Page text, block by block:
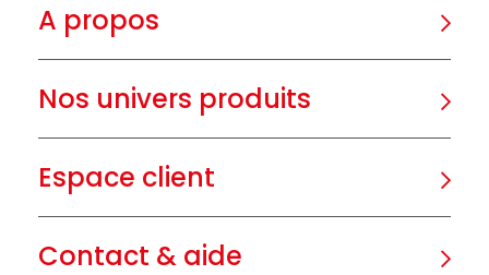
A propos
Nos univers produits
Espace client
Contact & aide